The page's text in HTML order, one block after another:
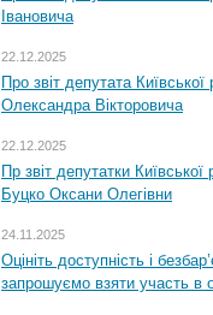
Івановича
22.12.2025
Про звіт депутата
Олександра Вікторовича
22.12.2025
Пр звіт депутатки
Буцко Оксани Олегівни
24.11.2025
Оцініть доступність і
запрошуємо взяти участь в